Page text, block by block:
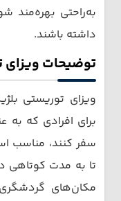
به‌راحتی بهره‌مند
داشته باشند.
توضیحات ویزای
برای افرادی که
سفر کنند، مناسب
تا به مدت کوتاهی
مکان‌های